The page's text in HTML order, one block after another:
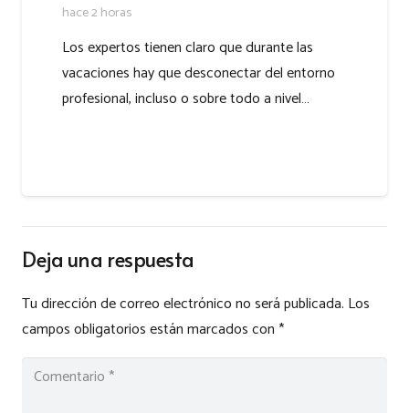
hace 2 horas
Los expertos tienen claro que durante las
vacaciones hay que desconectar del entorno
profesional, incluso o sobre todo a nivel…
Deja una respuesta
Tu dirección de correo electrónico no será publicada. Los
campos obligatorios están marcados con*